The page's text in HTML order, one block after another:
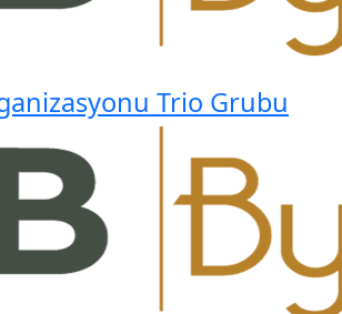
Trio Grubu